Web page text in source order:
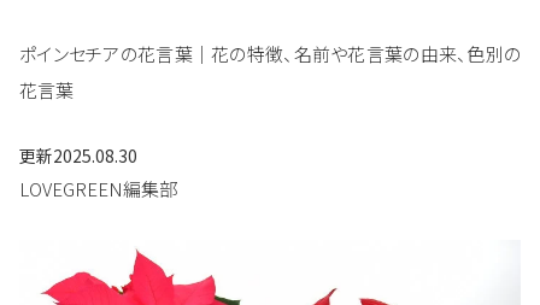
ポインセチアの花言葉｜花の特徴、名前や花言葉の由来、色別の
花言葉
更新2025.08.30
LOVEGREEN編集部